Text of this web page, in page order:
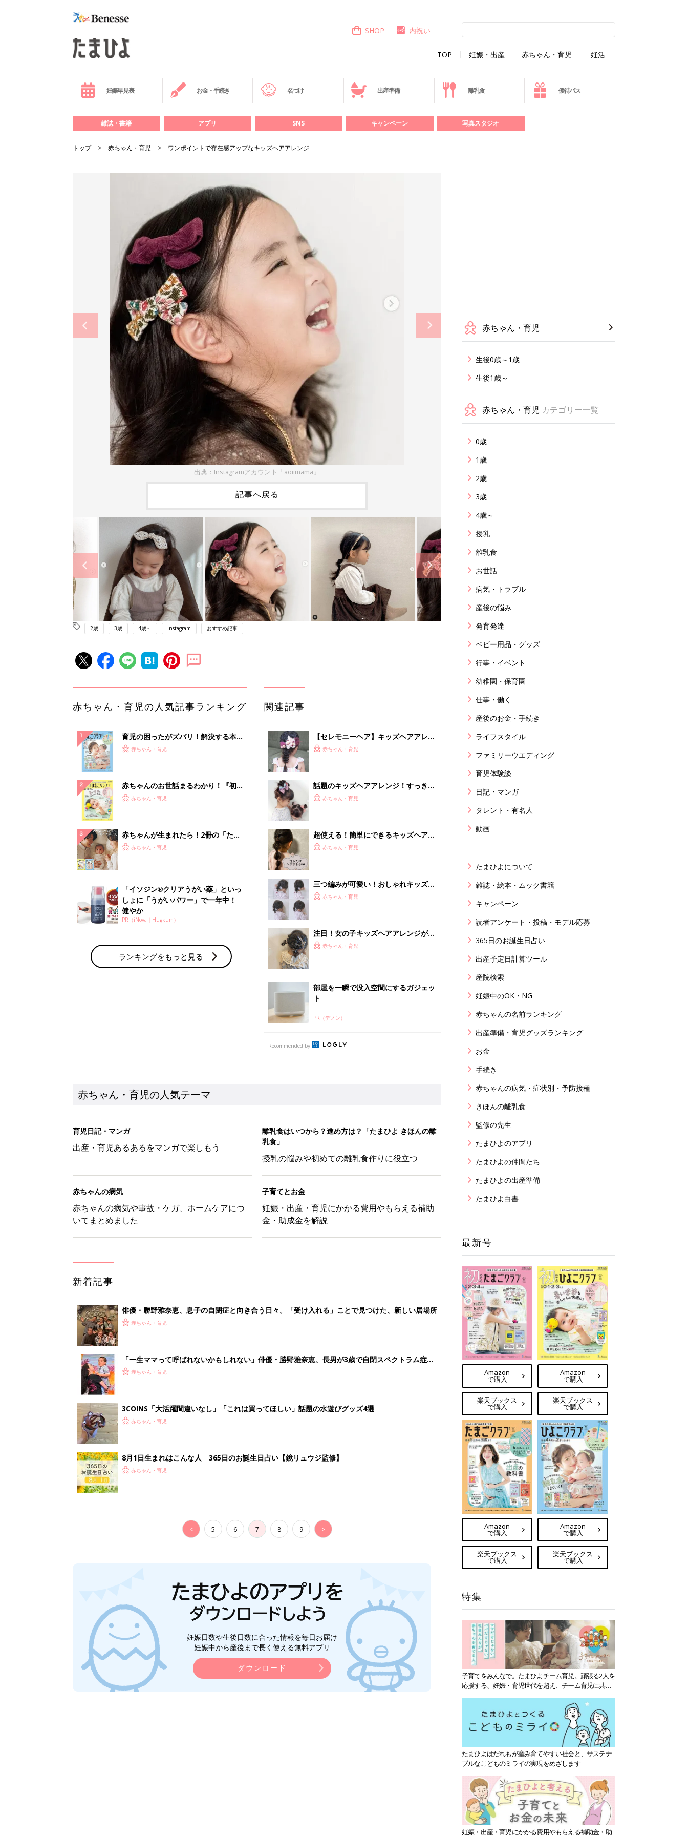
TOP 妊娠・出産 赤ちゃん・育児 妊活
SHOP 内祝い
妊娠早見表 お金・手続き 名づけ 出産準備 離乳食 優待パス
雑誌・書籍 アプリ SNS キャンペーン 写真スタジオ
トップ 赤ちゃん・育児 ワンポイントで存在感アップなキッズヘアアレンジ
出典：Instagramアカウント「aoiimama」
記事へ戻る
2歳 3歳 4歳～ Instagram おすすめ記事
赤ちゃん・育児の人気記事ランキング
育児の困ったがズバリ！解決する本
『ひよこクラブ 夏号』 4カ月～2才
赤ちゃん・育児
赤ちゃんのお世話まるわかり！『初め
てのひよこクラブ 夏号』〈巻頭大特
赤ちゃん・育児
赤ちゃんが生まれたら！2冊の「たま
ひよ」
赤ちゃん・育児
「イソジン®クリアうがい薬」といっ
しょに「うがいパワー」で一年中！
健やか
PR（iNova｜Hugkum）
ランキングをもっと見る
関連記事
【セレモニーヘア】キッズヘアアレン
ジを特別な日に♪
赤ちゃん・育児
話題のキッズヘアアレンジ！すっきり
アップスタイルが可愛い♪
赤ちゃん・育児
超使える！簡単にできるキッズヘアア
レンジ
赤ちゃん・育児
三つ編みが可愛い！おしゃれキッズヘ
アアレンジ
赤ちゃん・育児
注目！女の子キッズヘアアレンジが可
愛すぎる♪
赤ちゃん・育児
部屋を一瞬で没入空間にするガジェッ
ト
PR（デノン）
Recommended by
赤ちゃん・育児の人気テーマ
育児日記・マンガ
出産・育児あるあるをマンガで楽しもう
離乳食はいつから？進め方は？「たまひよ きほんの離
乳食」
授乳の悩みや初めての離乳食作りに役立つ
赤ちゃんの病気
赤ちゃんの病気や事故・ケガ、ホームケアにつ
いてまとめました
子育てとお金
妊娠・出産・育児にかかる費用やもらえる補助
金・助成金を解説
新着記事
俳優・勝野雅奈恵、息子の自閉症と向き合う日々。「受け入れる」ことで見つけた、新しい居場所
赤ちゃん・育児
「一生ママって呼ばれないかもしれない」俳優・勝野雅奈恵、長男が3歳で自閉スペクトラム症と
診断赤ちゃん・育児
3COINS「大活躍間違いなし」「これは買ってほしい」話題の水遊びグッズ4選
赤ちゃん・育児
8月1日生まれはこんな人 365日のお誕生日占い【鏡リュウジ監修】
赤ちゃん・育児
< 5 6 7 8 9 >
妊娠日数や生後日数に合った情報を毎日お届け
妊娠中から産後まで長く使える無料アプリ
ダウンロード
赤ちゃん・育児
生後0歳～1歳
生後1歳～
赤ちゃん・育児 カテゴリー一覧
0歳
1歳
2歳
3歳
4歳～
授乳
離乳食
お世話
病気・トラブル
産後の悩み
発育発達
ベビー用品・グッズ
行事・イベント
幼稚園・保育園
仕事・働く
産後のお金・手続き
ライフスタイル
ファミリーウエディング
育児体験談
日記・マンガ
タレント・有名人
動画
たまひよについて
雑誌・絵本・ムック書籍
キャンペーン
読者アンケート・投稿・モデル応募
365日のお誕生日占い
出産予定日計算ツール
産院検索
妊娠中のOK・NG
赤ちゃんの名前ランキング
出産準備・育児グッズランキング
お金
手続き
赤ちゃんの病気・症状別・予防接種
きほんの離乳食
監修の先生
たまひよのアプリ
たまひよの仲間たち
たまひよの出産準備
たまひよ白書
最新号
Amazon
で購入
楽天ブックス
で購入
Amazon
で購入
楽天ブックス
で購入
Amazon
で購入
楽天ブックス
で購入
Amazon
で購入
楽天ブックス
で購入
特集
子育てをみんなで。たまひよチーム育児。頑張る2人を
応援する、妊娠・育児世代を超え、チーム育児に共感
たまひよはだれもが産み育てやすい社会と、サステナ
ブルなこどものミライの実現をめざします
妊娠・出産・育児にかかる費用やもらえる補助金・助